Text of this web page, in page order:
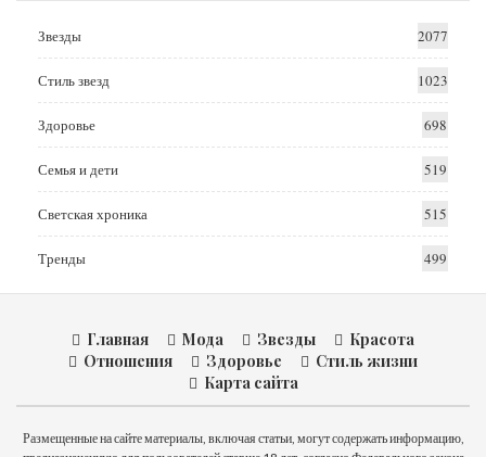
Звезды 2077
Стиль звезд 1023
Здоровье 698
Семья и дети 519
Светская хроника 515
Тренды 499
Главная Мода Звезды
Красота
Отношения
Здоровье
Стиль жизни
Карта сайта
Размещенные на сайте материалы, включая статьи, могут содержать информацию,